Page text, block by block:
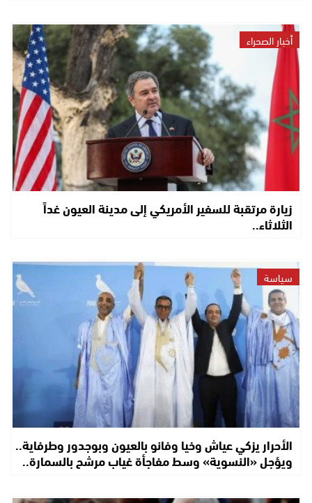
أخبار الصحراء
زيارة مرتقبة للسفير الأمريكي إلى مدينة العيون غداً
الثلاثاء..
سياسة
الأحرار يزكي عياش وخيا وفانو بالعيون وبوجدور وطرفاية..
ويؤجل «النسوية» وسط مفاجأة غياب مرشح بالسمارة..